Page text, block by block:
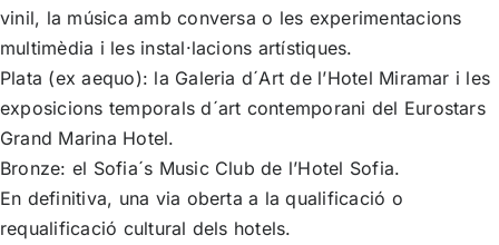
vinil, la música amb conversa o les experimentacions
multimèdia i les instal·lacions artístiques.
Plata (ex aequo): la Galeria d´Art de l’Hotel Miramar i les
exposicions temporals d´art contemporani del Eurostars
Grand Marina Hotel.
Bronze: el Sofia´s Music Club de l’Hotel Sofia.
En definitiva, una via oberta a la qualificació o
requalificació cultural dels hotels.